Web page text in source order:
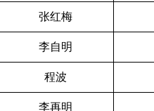
张红梅
李自明
程波
李再明